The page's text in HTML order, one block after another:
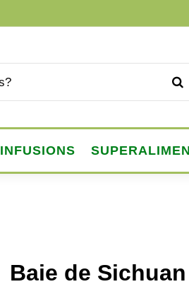
INFUSIONS
Baie de